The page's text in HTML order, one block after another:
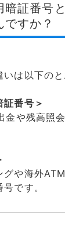
暗証番号
すか？
は以下のと
証番号＞
金や残高照
や海外
です。